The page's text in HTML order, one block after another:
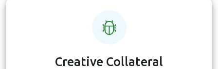
Creative Collateral